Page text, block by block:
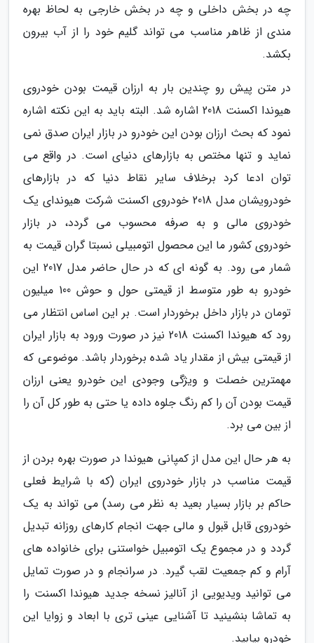
چه در بخش داخلی و چه در بخش خارجی به لحاظ بهره
مندی از ظاهر مناسب می تواند گلیم خود را از آب بیرون
بکشد.
در متن پیش رو چندین بار به ارزان قیمت بودن خودروی
هیوندا اکسنت 2018 اشاره شد. البته باید به این نکته اشاره
نمود که بحث ارزان بودن این خودرو در بازار ایران صدق نمی
نماید و تنها مختص به بازارهای دنیای است. در واقع می
توان ادعا کرد برخلاف سایر نقاط دنیا که در بازارهای
خودرویشان مدل 2018 خودروی اکسنت شرکت هیوندای یک
خودروی مالی و به صرفه محسوب می گردد، در بازار
خودروی کشور ما این محصول اتومبیلی نسبتا گران قیمت به
شمار می رود. به گونه ای که در حال حاضر مدل 2017 این
خودرو به طور متوسط از قیمتی حول و حوش 100 میلیون
تومان در بازار داخل برخوردار است. بر این اساس انتظار می
رود که هیوندا اکسنت 2018 نیز در صورت ورود به بازار ایران
از قیمتی بیش از مقدار یاد شده برخوردار باشد. موضوعی که
مهمترین خصلت و ویژگی وجودی این خودرو یعنی ارزان
قیمت بودن آن را کم رنگ جلوه داده یا حتی به طور کل آن را
از بین می برد.
به هر حال این مدل از کمپانی هیوندا در صورت بهره بردن از
قیمت مناسب در بازار خودروی ایران (که با شرایط فعلی
حاکم بر بازار بسیار بعید به نظر می رسد) می تواند به یک
خودروی قابل قبول و مالی جهت انجام کارهای روزانه تبدیل
گردد و در مجموع یک اتومبیل خواستنی برای خانواده های
آرام و کم جمعیت لقب گیرد. در سرانجام و در صورت تمایل
می توانید ویدیویی از آنالیز نسخه جدید هیوندا اکسنت را
به تماشا بنشینید تا آشنایی عینی تری با ابعاد و زوایا این
خودرو بیابید.